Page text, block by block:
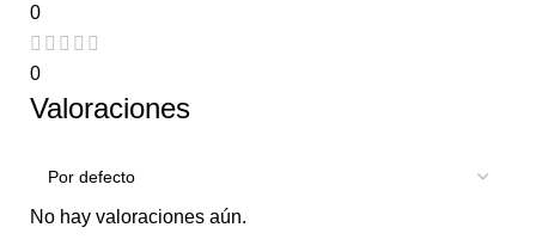
0
0
Valoraciones
No hay valoraciones aún.